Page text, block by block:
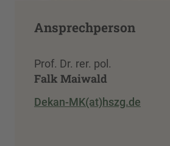
Ansprechperson
Prof. Dr. rer. pol.
Falk Maiwald
Dekan-MK(at)hszg.de